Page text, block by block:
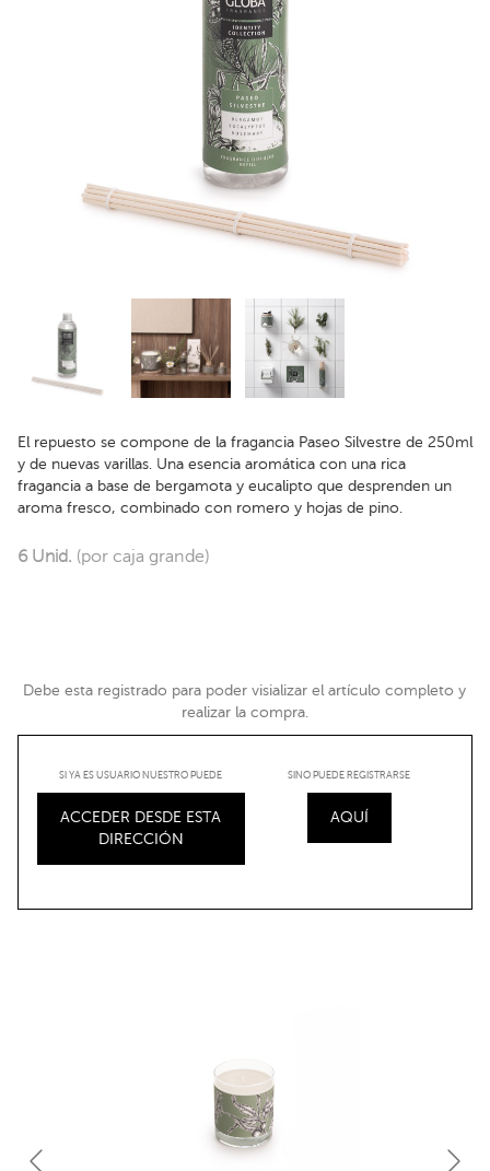
El repuesto se compone de la fragancia Paseo Silvestre de 250ml
y de nuevas varillas. Una esencia aromática con una rica
fragancia a base de bergamota y eucalipto que desprenden un
aroma fresco, combinado con romero y hojas de pino.
6 Unid. (por caja grande)
Debe esta registrado para poder visializar el artículo completo y
realizar la compra.
SI YA ES USUARIO NUESTRO PUEDE
ACCEDER DESDE ESTA
DIRECCIÓN
SINO PUEDE REGISTRARSE
AQUÍ